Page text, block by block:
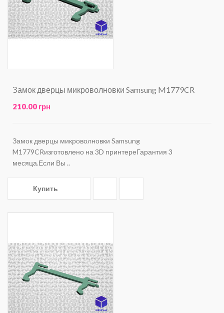
Замок дверцы микроволновки Samsung M1779CR
210.00 грн
Замок дверцы микроволновки Samsung
M1779CRизготовлено на 3D принтереГарантия 3
месяца.Если Вы ..
Купить